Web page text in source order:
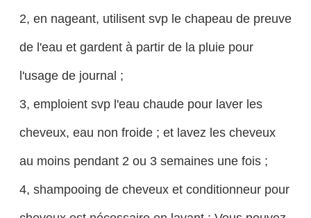
2, en nageant, utilisent svp le chapeau de preuve
de l'eau et gardent à partir de la pluie pour
l'usage de journal ;
3, emploient svp l'eau chaude pour laver les
cheveux, eau non froide ; et lavez les cheveux
au moins pendant 2 ou 3 semaines une fois ;
4, shampooing de cheveux et conditionneur pour